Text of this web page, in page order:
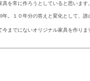
を常に作ろうとしていると思います。
。１０年分の答えと変化として、
までにないオリジナル家具を作りま